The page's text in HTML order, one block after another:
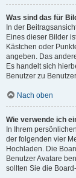
Was sind das für
In der
Eines dieser Bilder
Kästchen oder
angeben. Das
Es handelt sich
Benutzer zu
Nach oben
Wie verwende ich
In Ihrem
der folgenden vier
Hochladen. Die
Benutzer Avatare
sollten Sie die